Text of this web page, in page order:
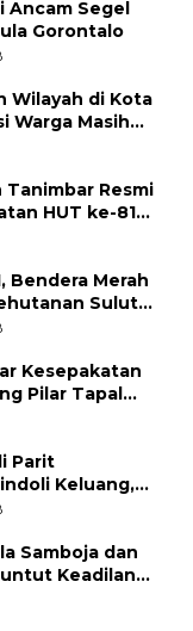
Ancam Segel
Gorontalo
Wilayah di Kota
Warga Masih
Resmi
HUT ke-81
Perkuat
Bendera Merah
Sulut
Kesepakatan
Pilar Tapal
Parit
Keluang,
Samboja dan
Keadilan
Adil